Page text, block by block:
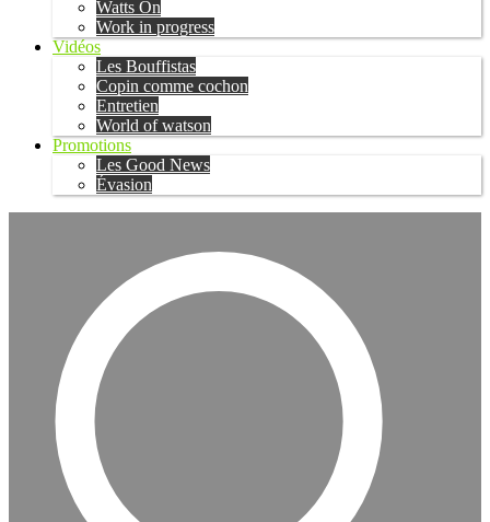
Watts On
Work in progress
Vidéos
Les Bouffistas
Copin comme cochon
Entretien
World of watson
Promotions
Les Good News
Évasion